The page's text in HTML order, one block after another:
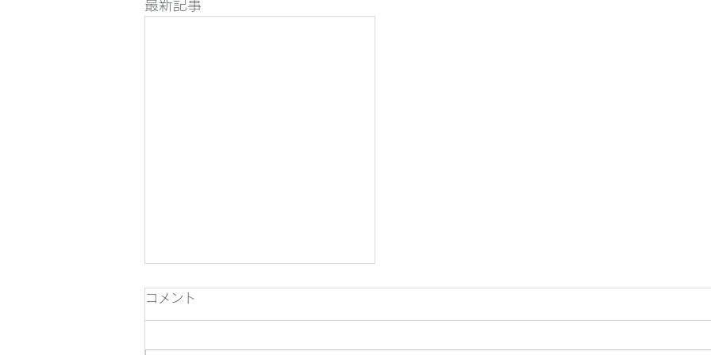
最新記事
コメント